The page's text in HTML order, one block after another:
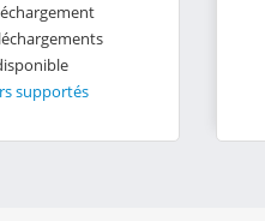
supportés